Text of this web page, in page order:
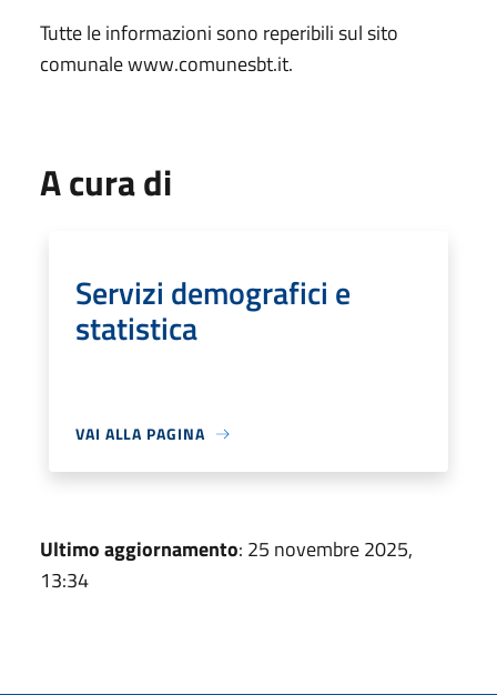
Tutte le informazioni sono reperibili sul sito
comunale www.comunesbt.it.
A cura di
Servizi demografici e
statistica
VAI ALLA PAGINA
Ultimo aggiornamento: 25 novembre 2025,
13:34